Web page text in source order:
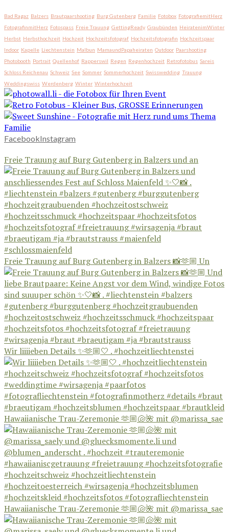
Bad Ragaz Balzers Brautpaarshooting Burg Gutenberg Familie Fotobox FotografiemitHerz
FotografinmitHerz Fotospass Freie Trauung GettingReady Graubünden HeiratenimWinter
Herbst Herbsthochzeit Hochzeit Hochzeitsfotograf Hochzeitsfotografin Hochzeitspaar
Indoor Kapelle Liechtenstein Malbun MamaundPapaheiraten Outdoor Paarshooting
Photobooth Portrait Quellenhof Rapperswil Regen Regenhochzeit Retrofotobus Sareis
Schloss Reichenau Schweiz See Sommer Sommerhochzeit Swisswedding Trauung
Weddingswiss Werdenberg Winter Winterhochzeit
FacebookInstagram
Freie Trauung auf Burg Gutenberg in Balzers und an
Freie Trauung auf Burg Gutenberg in Balzers 📸🫶🏼 Un
Wir liiiieben Details ✨🫶🏼🤍 . #hochzeitliechtenstei
Hawaiianische Trau-Zeremonie 🫶🏼🐚🌺 mit @marissa_sae
Hawaiianische Trau-Zeremonie 🫶🏼🐚🌺 mit @marissa_sae